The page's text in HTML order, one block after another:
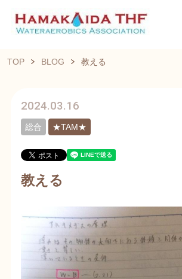
TOP BLOG 教える
2024.03.16
総合 ★TAM★
教える